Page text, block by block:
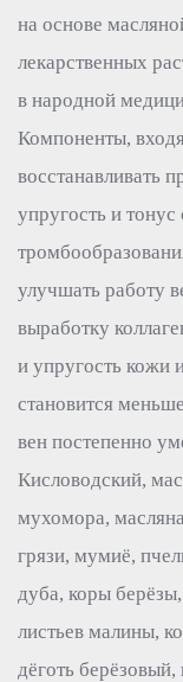
на основе
лекарственных
в народной
Компоненты,
восстанавливать
упругость и
улучшать работу
выработку
и упругость кожи
становится
вен постепенно
Кисловодский,
мухомора,
грязи, мумиё,
дуба, коры
листьев малины,
дёготь